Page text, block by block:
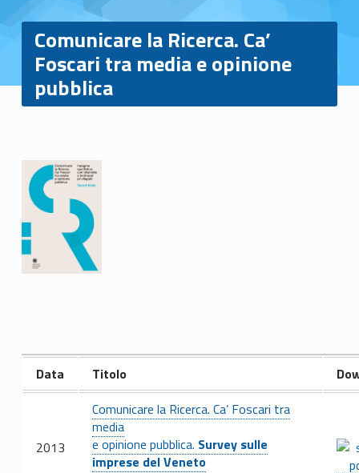
Comunicare la Ricerca. Ca’
Foscari tra media e opinione
pubblica
C
o
m
u
c
a
Data Titolo
2013
Comunicare la Ricerca. Ca’ Foscari tra
media
e opinione pubblica. Survey sulle
imprese del Veneto